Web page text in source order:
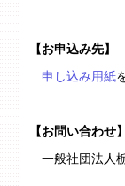
【お申込み先】
申し込み用紙
【お問い合わせ】
一般社団法人